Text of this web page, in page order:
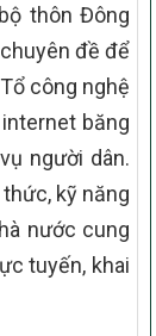
thôn Đông
đề để
công nghệ
băng
người dân.
kỹ năng
nước cung
tuyến, khai